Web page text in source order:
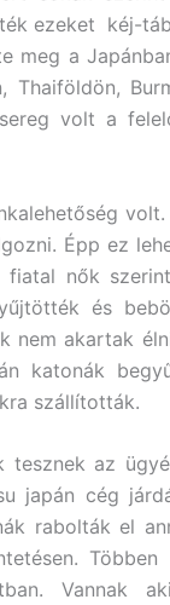
ezeket kéj-
meg a
Thaiföldön,
volt a
Épp ez
nők
és
nem akartak
katonák
szállították.
tesznek az
japán cég
rabolták el
Többen
Vannak